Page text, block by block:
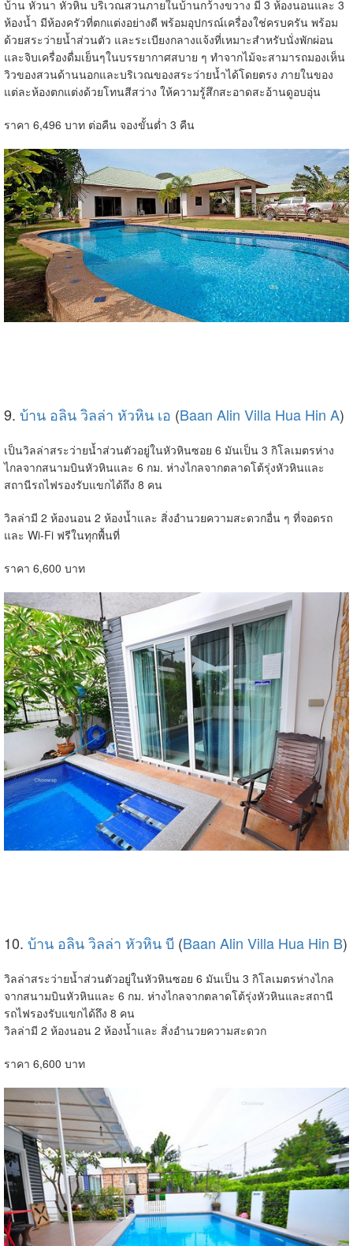
บ้าน หัวนา หัวหิน บริเวณสวนภายในบ้านกว้างขวาง มี 3 ห้องนอนและ 3
ห้องน้ำ มีห้องครัวที่ตกแต่งอย่างดี พร้อมอุปกรณ์เครื่องใช่ครบครัน พร้อม
ด้วยสระว่ายน้ำส่วนตัว และระเบียงกลางแจ้งที่เหมาะสำหรับนั่งพักผ่อน
และจิบเครื่องดื่มเย็นๆในบรรยากาศสบาย ๆ ทำจากไม้จะสามารถมองเห็น
วิวของสวนด้านนอกและบริเวณของสระว่ายน้ำได้โดยตรง ภายในของ
แต่ละห้องตกแต่งด้วยโทนสีสว่าง ให้ความรู้สึกสะอาดสะอ้านดูอบอุ่น
ราคา 6,496 บาท ต่อคืน จองขั้นต่ำ 3 คืน
9. บ้าน อลิน วิลล่า หัวหิน เอ (Baan Alin Villa Hua Hin A)
เป็นวิลล่าสระว่ายน้ำส่วนตัวอยู่ในหัวหินซอย 6 มันเป็น 3 กิโลเมตรห่าง
ไกลจากสนามบินหัวหินและ 6 กม. ห่างไกลจากตลาดโต้รุ่งหัวหินและ
สถานีรถไฟรองรับแขกได้ถึง 8 คน
วิลล่ามี 2 ห้องนอน 2 ห้องน้ำและ สิ่งอำนวยความสะดวกอื่น ๆ ที่จอดรถ
และ Wi-Fi ฟรีในทุกพื้นที่
ราคา 6,600 บาท
10. บ้าน อลิน วิลล่า หัวหิน บี (Baan Alin Villa Hua Hin B)
วิลล่าสระว่ายน้ำส่วนตัวอยู่ในหัวหินซอย 6 มันเป็น 3 กิโลเมตรห่างไกล
จากสนามบินหัวหินและ 6 กม. ห่างไกลจากตลาดโต้รุ่งหัวหินและสถานี
รถไฟรองรับแขกได้ถึง 8 คน
วิลล่ามี 2 ห้องนอน 2 ห้องน้ำและ สิ่งอำนวยความสะดวก
ราคา 6,600 บาท